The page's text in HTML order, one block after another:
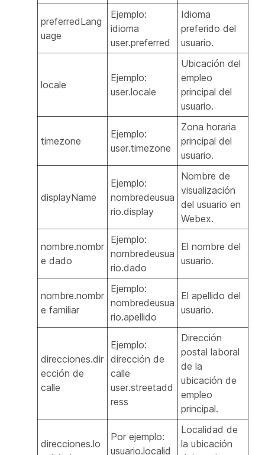
preferredLang
uage
Ejemplo:
idioma
user.preferred
Idioma
preferido del
usuario.
locale
Ejemplo:
user.locale
Ubicación del
empleo
principal del
usuario.
timezone
Ejemplo:
user.timezone
Zona horaria
principal del
usuario.
displayName
Ejemplo:
nombredeusua
rio.display
Nombre de
visualización
del usuario en
Webex.
nombre.nombr
e dado
Ejemplo:
nombredeusua
rio.dado
El nombre del
usuario.
nombre.nombr
e familiar
Ejemplo:
nombredeusua
rio.apellido
El apellido del
usuario.
direcciones.dir
ección de
calle
Ejemplo:
dirección de
calle
user.streetadd
ress
Dirección
postal laboral
de la
ubicación de
empleo
principal.
direcciones.lo
Por ejemplo:
usuario.localid
Localidad de
la ubicación